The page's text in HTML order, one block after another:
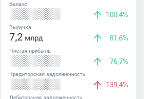
Баланс
░░░░░░░ 100,4%
Выручка
7,2 млрд 81,6%
Чистая прибыль
░░░░░░░ 76,7%
Кредиторская задолженность
░░░░░░░ 139,4%
Дебиторская задолженность